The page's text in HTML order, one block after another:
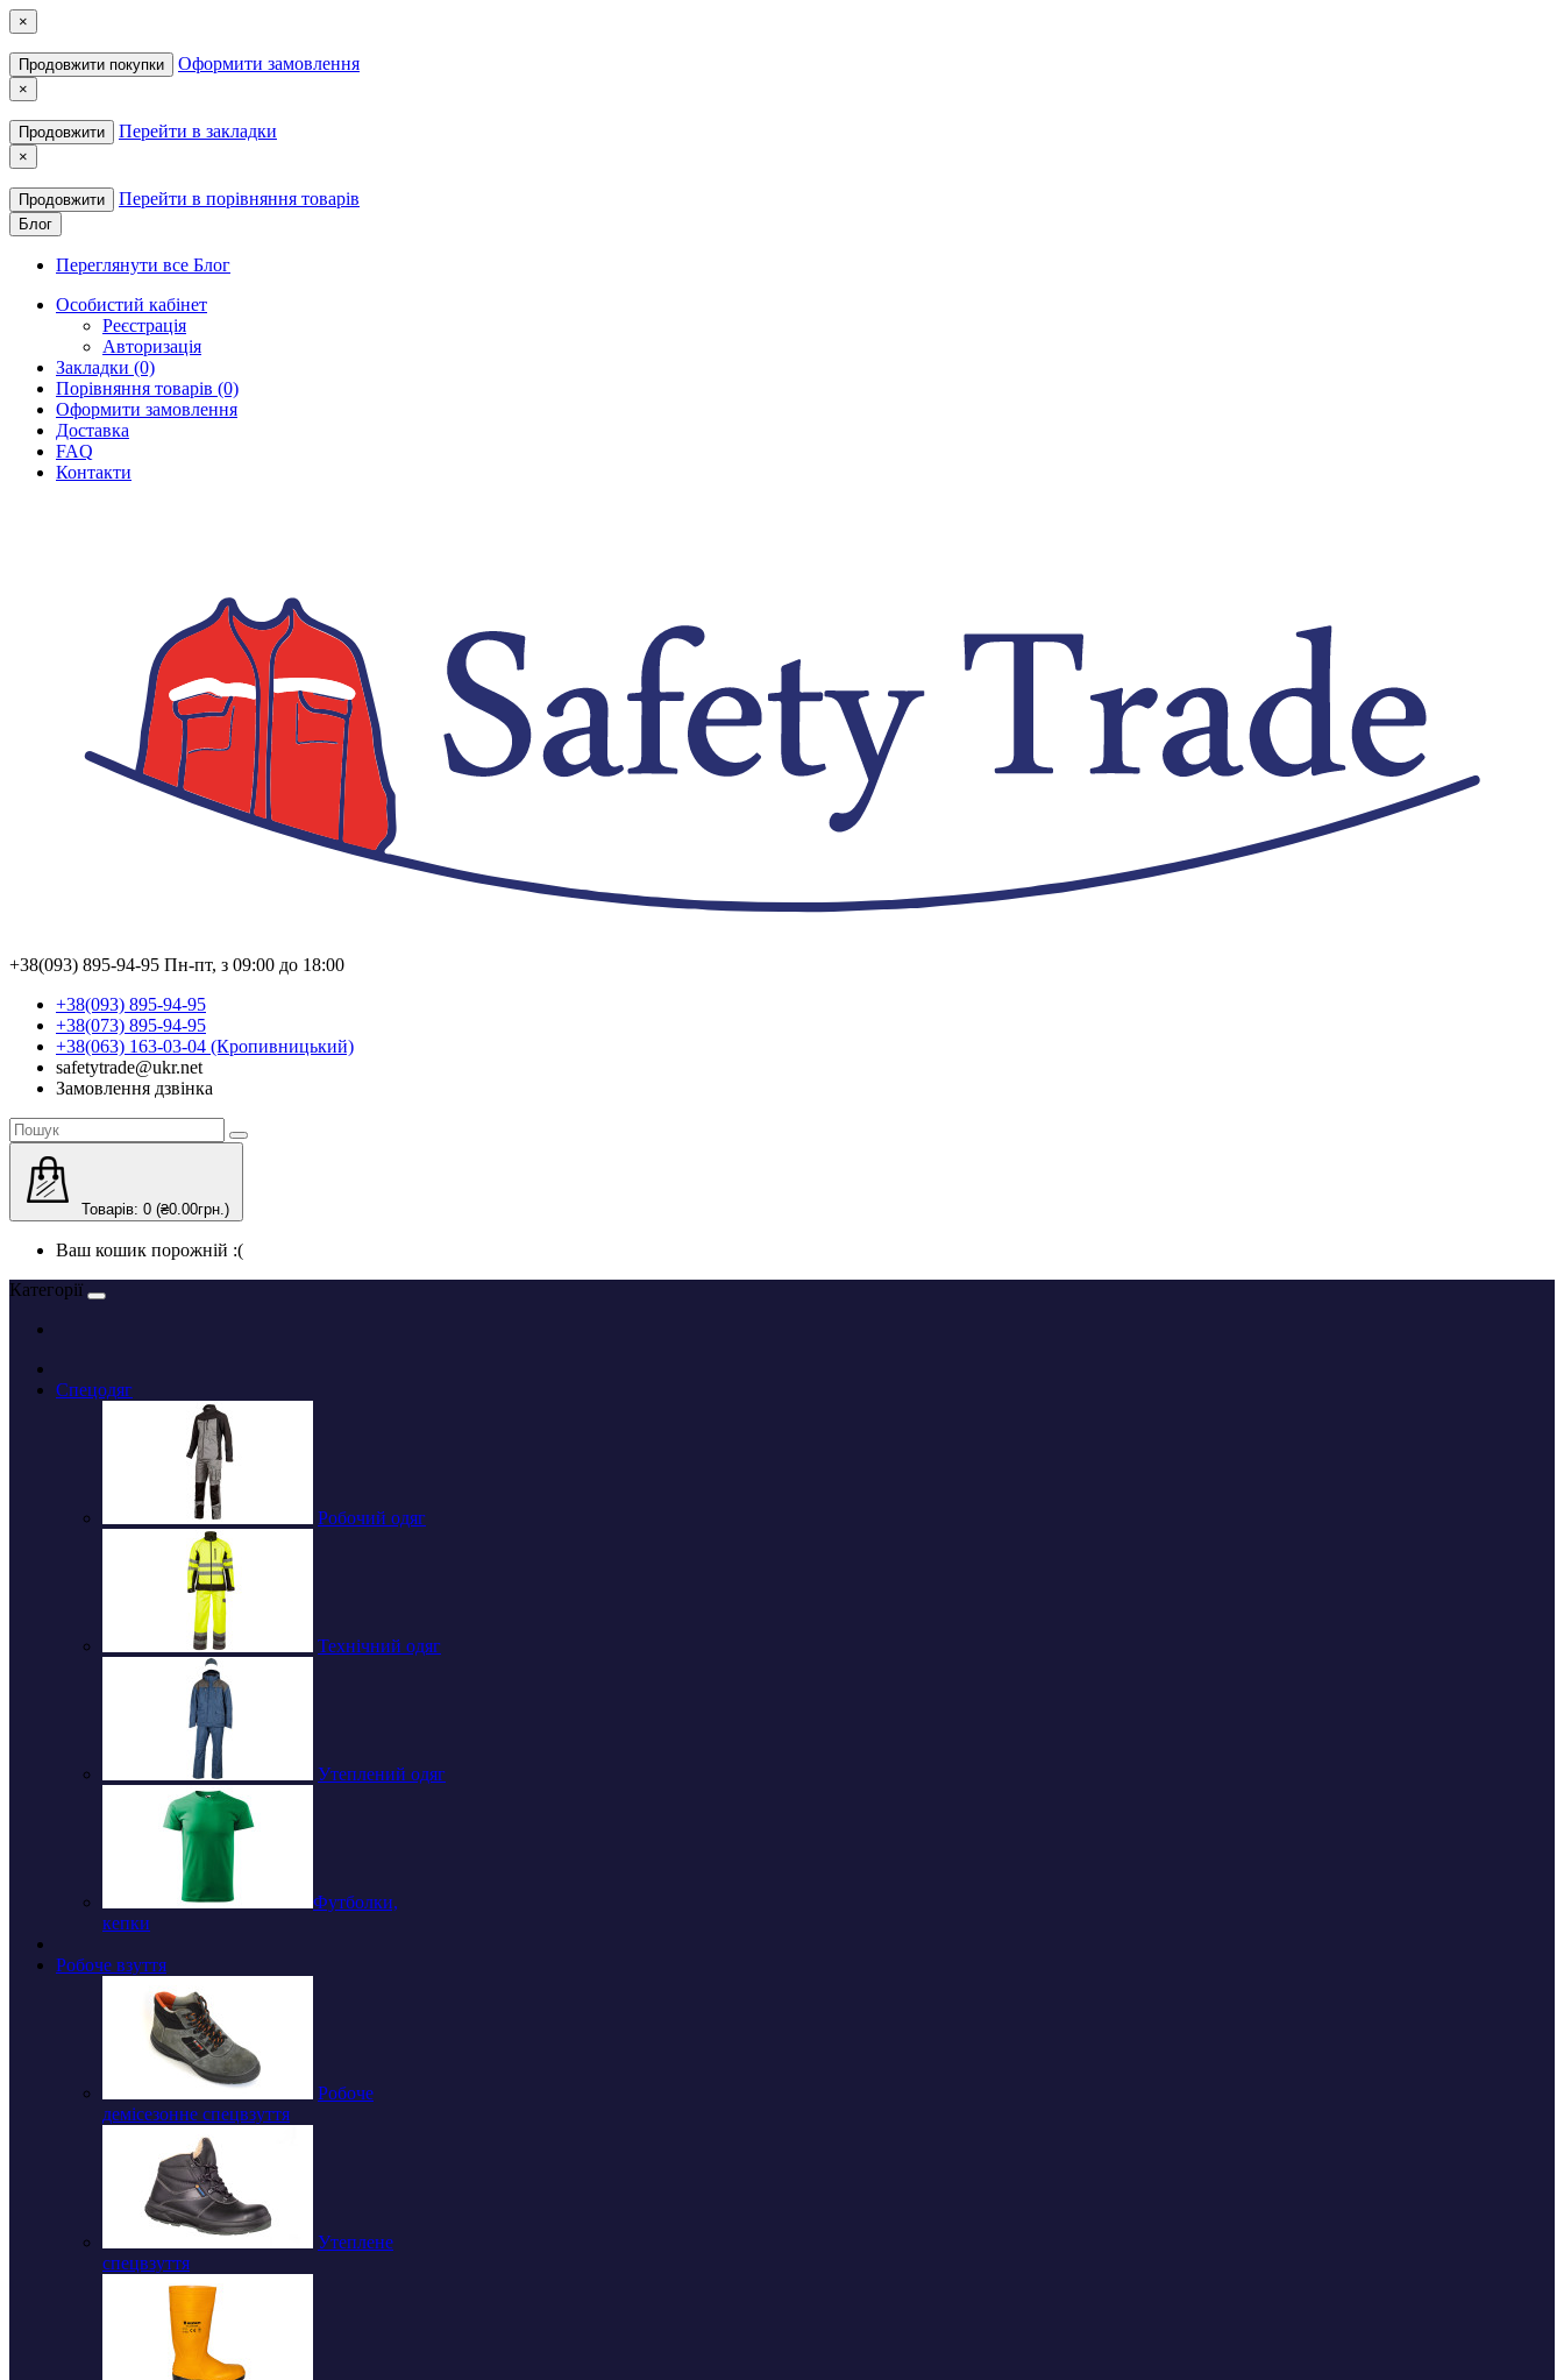
×
Продовжити покупки Оформити замовлення
×
Продовжити Перейти в закладки
×
Продовжити Перейти в порівняння товарів
Блог
Переглянути все Блог
Особистий кабінет
Реєстрація
Авторизація
Закладки (0)
Порівняння товарів (0)
Оформити замовлення
Доставка
FAQ
Контакти
+38(093) 895-94-95 Пн-пт, з 09:00 до 18:00
+38(093) 895-94-95
+38(073) 895-94-95
+38(063) 163-03-04 (Кропивницький)
safetytrade@ukr.net
Замовлення дзвінка
Товарів: 0 (₴0.00грн.)
Ваш кошик порожній :(
Категорії
Спецодяг
Робочий одяг
Технічний одяг
Утеплений одяг
Футболки,
кепки
Робоче взуття
Робоче
демісезонне спецвзуття
Утеплене
спецвзуття